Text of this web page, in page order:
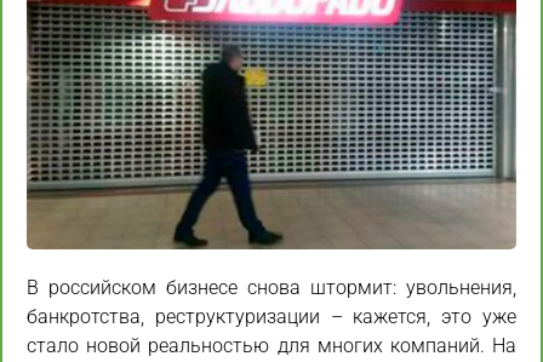
В российском бизнесе снова штормит: увольнения,
банкротства, реструктуризации – кажется, это уже
стало новой реальностью для многих компаний. На